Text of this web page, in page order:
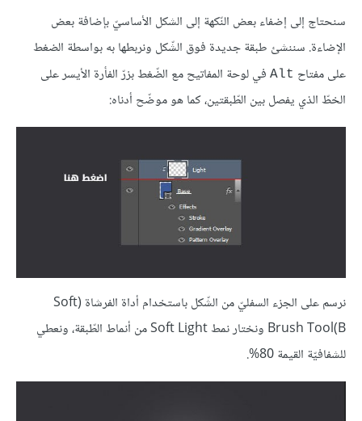
سنحتاج إلى إضفاء بعض النّكهة إلى الشكل الأساسيّ بإضافة بعض
الإضاءة. سننشئ طبقة جديدة فوق الشّكل ونربطها به بواسطة الضغط
على مفتاح Alt في لوحة المفاتيح مع الضّغط بزرّ الفأرة الأيسر على
الخطّ الذي يفصل بين الطّبقتين، كما هو موضّح أدناه:
نرسم على الجزء السفليّ من الشّكل باستخدام أداة الفرشاة (Soft
Brush Tool(B ونختار نمط Soft Light من أنماط الطّبقة، ونعطي
للشفافيّة القيمة 80%.